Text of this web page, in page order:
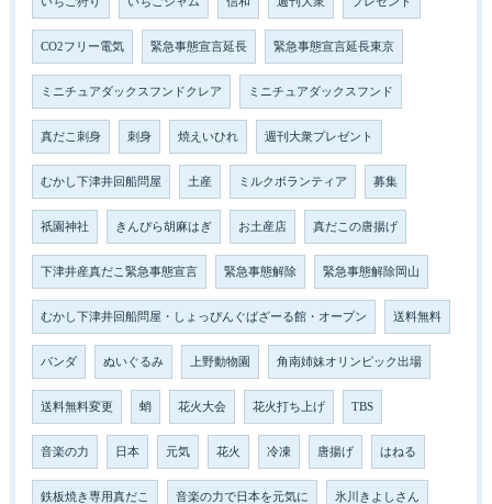
CO2フリー電気 緊急事態宣言延長 緊急事態宣言延長東京
ミニチュアダックスフンドクレア ミニチュアダックスフンド
真だこ刺身 刺身 焼えいひれ 週刊大衆プレゼント
むかし下津井回船問屋 土産 ミルクボランティア 募集
祇園神社 きんぴら胡麻はぎ お土産店 真だこの唐揚げ
下津井産真だこ緊急事態宣言 緊急事態解除 緊急事態解除岡山
むかし下津井回船問屋・しょっぴんぐばざーる館・オープン 送料無料
パンダ ぬいぐるみ 上野動物園 角南姉妹オリンピック出場
送料無料変更 蛸 花火大会 花火打ち上げ TBS
音楽の力 日本 元気 花火 冷凍 唐揚げ はねる
鉄板焼き専用真だこ 音楽の力で日本を元気に 氷川きよしさん